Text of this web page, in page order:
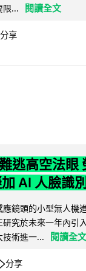
限...
閱讀全文
分享
逃高空法眼
AI 人臉識
鏡頭的小型無人機
究於未來一年內引
技術進一...
閱讀全文
分享